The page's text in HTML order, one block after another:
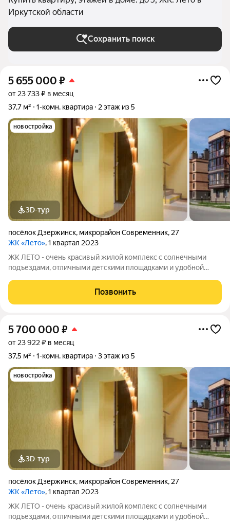
Иркутской области
Сохранить поиск
5 655 000 ₽
от 23 733 ₽ в месяц
37,7 м²
1-комн. квартира 2 этаж из 5
новостройка
3D-тур
посёлок Дзержинск, микрорайон Современник, 27
ЖК «Лето», 1 квартал 2023
ЖК ЛЕТО - очень красивый жилой комплекс с солнечными
подъездами, отличными детскими площадками и удобной
подобрать квартиру любой площади от небольшой
однокомнатной - 33,67 кв. м. до большой
Позвонить
5 700 000 ₽
от 23 922 ₽ в месяц
37,5 м²
1-комн. квартира 3 этаж из 5
новостройка
3D-тур
посёлок Дзержинск, микрорайон Современник, 27
ЖК «Лето», 1 квартал 2023
ЖК ЛЕТО - очень красивый жилой комплекс с солнечными
подъездами, отличными детскими площадками и удобной